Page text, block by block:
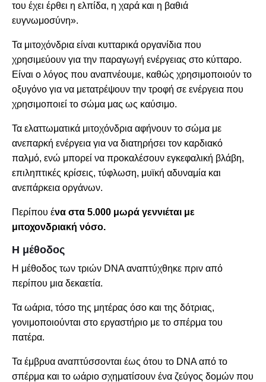
του έχει έρθει η ελπίδα, η χαρά και η βαθιά
ευγνωμοσύνη».
Τα μιτοχόνδρια είναι κυτταρικά οργανίδια που
χρησιμεύουν για την παραγωγή ενέργειας στο κύτταρο.
Είναι ο λόγος που αναπνέουμε, καθώς χρησιμοποιούν το
οξυγόνο για να μετατρέψουν την τροφή σε ενέργεια που
χρησιμοποιεί το σώμα μας ως καύσιμο.
Τα ελαττωματικά μιτοχόνδρια αφήνουν το σώμα με
ανεπαρκή ενέργεια για να διατηρήσει τον καρδιακό
παλμό, ενώ μπορεί να προκαλέσουν εγκεφαλική βλάβη,
επιληπτικές κρίσεις, τύφλωση, μυϊκή αδυναμία και
ανεπάρκεια οργάνων.
Περίπου ένα στα 5.000 μωρά γεννιέται με
μιτοχονδριακή νόσο.
Η μέθοδος
Η μέθοδος των τριών DNA αναπτύχθηκε πριν από
περίπου μια δεκαετία.
Τα ωάρια, τόσο της μητέρας όσο και της δότριας,
γονιμοποιούνται στο εργαστήριο με το σπέρμα του
πατέρα.
Τα έμβρυα αναπτύσσονται έως ότου το DNA από το
σπέρμα και το ωάριο σχηματίσουν ένα ζεύγος δομών που